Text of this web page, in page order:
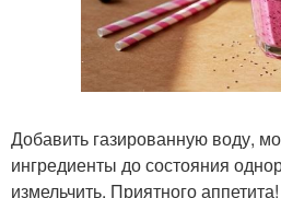
Добавить газированную воду,
ингредиенты до состояния
измельчить. Приятного аппетита!